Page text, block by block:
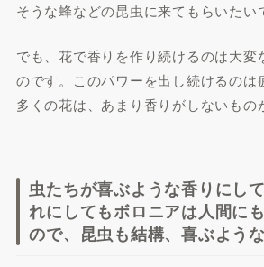
そうな蜂などの昆虫に来てもらいたい
でも、花で香りを作り続けるのは大変
のです。このパワーを出し続けるのは
多くの花は、あまり香りがしないもの
虫たちが喜ぶような香りにし
れにしてもボロニアは人間に
ので、昆虫も結構、喜ぶような